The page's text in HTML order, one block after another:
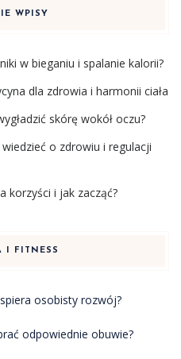
WPISY
w bieganiu i spalanie kalorii?
dla zdrowia i harmonii ciała
skórę wokół oczu?
o zdrowiu i regulacji
korzyści i jak zacząć?
I FITNESS
osobisty rozwój?
odpowiednie obuwie?